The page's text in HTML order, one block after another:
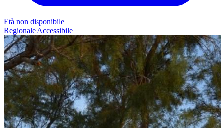
Età non disponibile
Regionale Accessibile